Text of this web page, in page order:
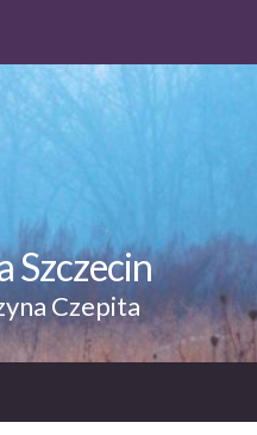
Szczecin
Czepita